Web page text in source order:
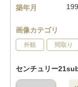
築年月
画像カテゴリ
外観 間取り
センチュリー